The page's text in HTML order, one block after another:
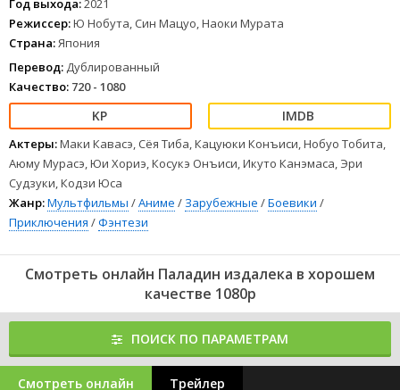
он сможет сделать свой первый шаг на пути к становлению
паладином.
12 34 5 678
Год выхода:2021
Режиссер:Ю Нобута, Син Мацуо, Наоки Мурата
Страна:Япония
Перевод: Дублированный
Качество: 720 - 1080
Актеры:Маки Кавасэ, Сёя Тиба, Кацуюки Конъиси, Нобуо Тобита,
Аюму Мурасэ, Юи Хориэ, Косукэ Онъиси, Икуто Канэмаса, Эри
Судзуки, Кодзи Юса
Жанр:Мультфильмы /Аниме / Зарубежные /Боевики /
Приключения /Фэнтези
Смотреть онлайн Паладин издалека в хорошем
качестве 1080p
ПОИСК ПО ПАРАМЕТРАМ
Смотреть онлайн Трейлер